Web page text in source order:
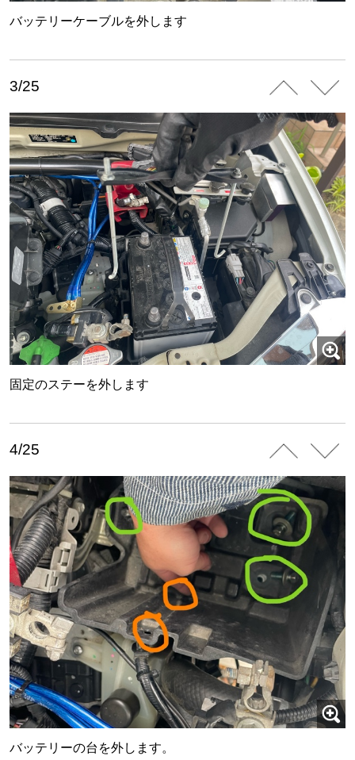
バッテリーケーブルを外します
3/25
固定のステーを外します
4/25
バッテリーの台を外します。